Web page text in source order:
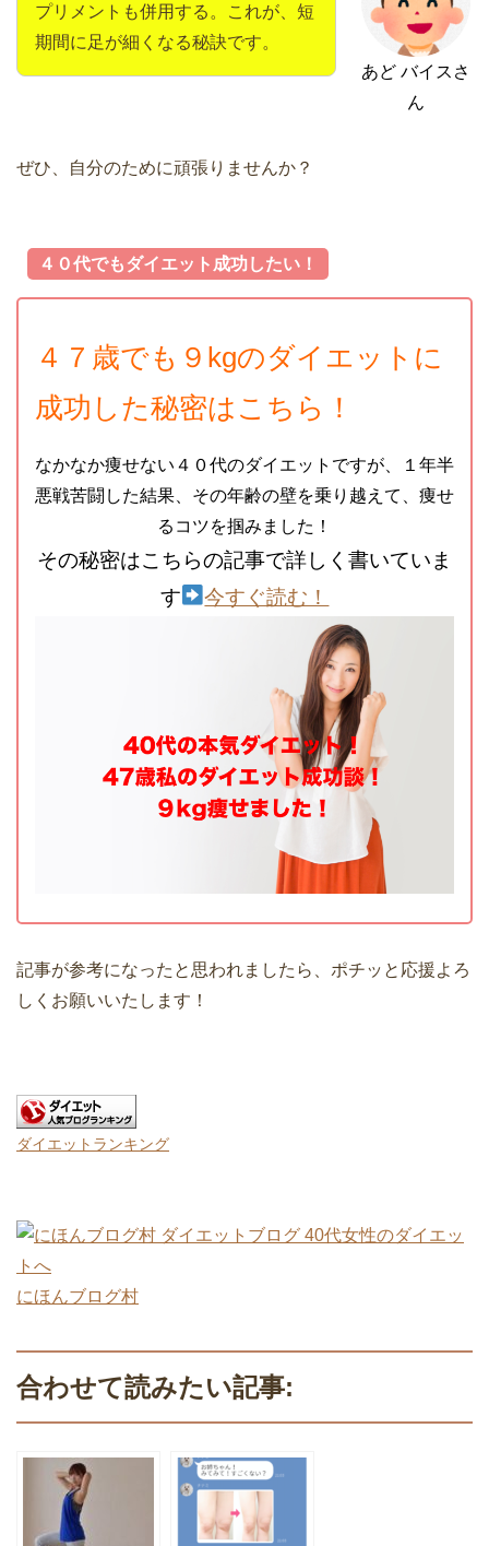
あど バイスさ
ん
プリメントも併用する。これが、短
期間に足が細くなる秘訣です。
ぜひ、自分のために頑張りませんか？
４０代でもダイエット成功したい！
４７歳でも９kgのダイエットに
成功した秘密はこちら！
なかなか痩せない４０代のダイエットですが、１年半
悪戦苦闘した結果、その年齢の壁を乗り越えて、痩せ
るコツを掴みました！
その秘密はこちらの記事で詳しく書いていま
す
今すぐ読む！
記事が参考になったと思われましたら、ポチッと応援よろ
しくお願いいたします！
ダイエットランキング
にほんブログ村
合わせて読みたい記事: